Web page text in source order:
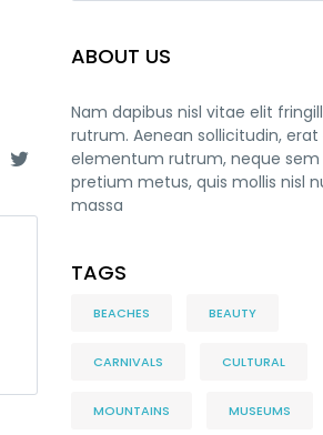
ABOUT US
Nam dapibus nisl vitae elit
rutrum. Aenean sollicitudin, erat
elementum rutrum, neque sem
pretium metus, quis mollis nisl
massa
TAGS
BEACHES BEAUTY
CARNIVALS CULTURAL
MOUNTAINS MUSEUMS